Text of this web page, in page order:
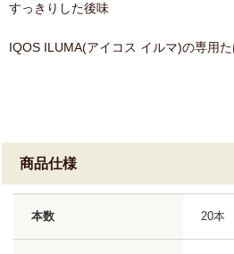
すっきりした後味
IQOS ILUMA(アイコス イルマ)の専用た
商品仕様
本数 20本